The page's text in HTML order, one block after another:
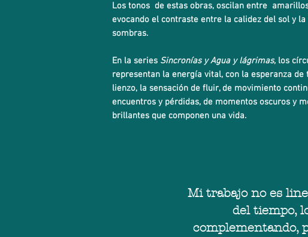
Los tonos de estas obras, oscilan entre
evocando el contraste entre la calidez del sol y
sombras.
En la series Sincronías y Agua y lágrimas, los
representan la energía vital, con la esperanza de
lienzo, la sensación de fluir, de movimiento
encuentros y pérdidas, de momentos oscuros y
brillantes que componen una vida.
​Mi trabajo no es
del tiempo,
complementando,